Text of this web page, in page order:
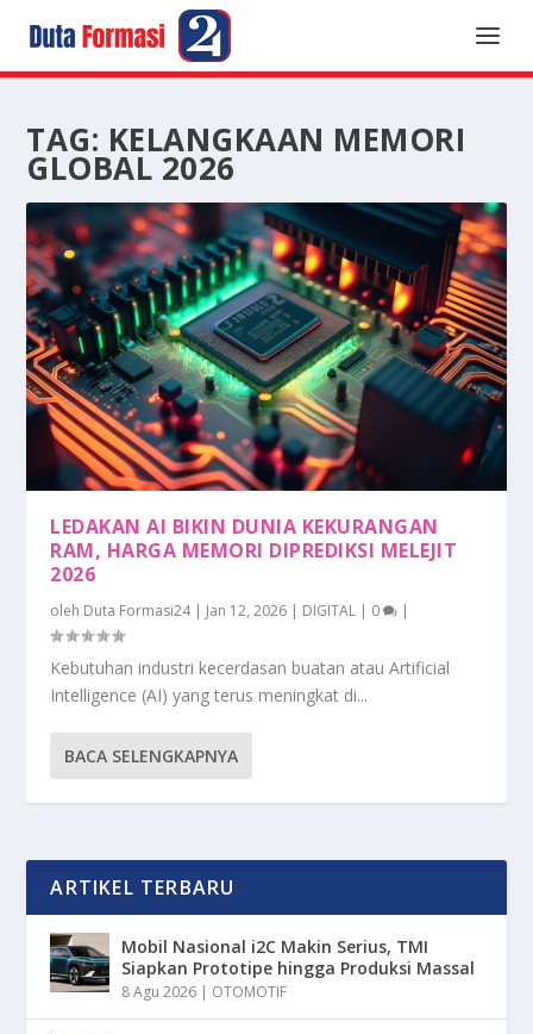
TAG: KELANGKAAN MEMORI
GLOBAL 2026
LEDAKAN AI BIKIN DUNIA KEKURANGAN
RAM, HARGA MEMORI DIPREDIKSI MELEJIT
2026
oleh Duta Formasi24| Jan 12, 2026 | DIGITAL | 0 |
Kebutuhan industri kecerdasan buatan atau Artificial
Intelligence (AI) yang terus meningkat di...
BACA SELENGKAPNYA
ARTIKEL TERBARU
Mobil Nasional i2C Makin Serius, TMI
Siapkan Prototipe hingga Produksi Massal
8 Agu 2026 | OTOMOTIF